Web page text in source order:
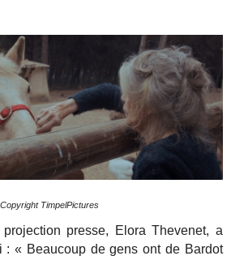
Copyright TimpelPictures
presse, Elora Thevenet, a
: « Beaucoup de gens ont de Bardot